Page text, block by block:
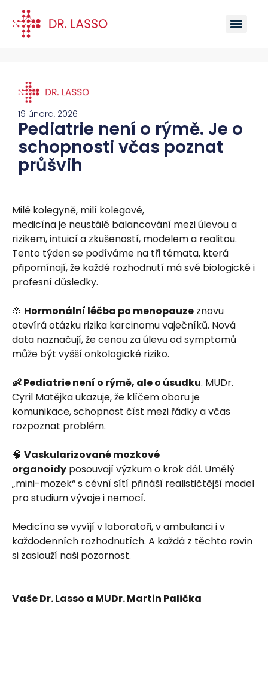
19 února, 2026
Pediatrie není o rýmě. Je o
schopnosti včas poznat
průšvih
Milé kolegyně, milí kolegové,
medicína je neustálé balancování mezi úlevou a
rizikem, intuicí a zkušeností, modelem a realitou.
Tento týden se podíváme na tři témata, která
připomínají, že každé rozhodnutí má své biologické i
profesní důsledky.
🌸 Hormonální léčba po menopauze znovu
otevírá otázku rizika karcinomu vaječníků. Nová
data naznačují, že cenou za úlevu od symptomů
může být vyšší onkologické riziko.
👶 Pediatrie není o rýmě, ale o úsudku. MUDr.
Cyril Matějka ukazuje, že klíčem oboru je
komunikace, schopnost číst mezi řádky a včas
rozpoznat problém.
🧠 Vaskularizované mozkové
organoidy posouvají výzkum o krok dál. Umělý
„mini-mozek“ s cévní sítí přináší realističtější model
pro studium vývoje i nemocí.
Medicína se vyvíjí v laboratoři, v ambulanci i v
každodenních rozhodnutích. A každá z těchto rovin
si zaslouží naši pozornost.
Vaše Dr. Lasso a MUDr. Martin Palička